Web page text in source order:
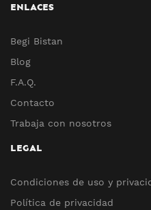
ENLACES
Begi Bistan
Blog
F.A.Q.
Contacto
Trabaja con nosotros
LEGAL
Condiciones de uso y
Política de privacidad